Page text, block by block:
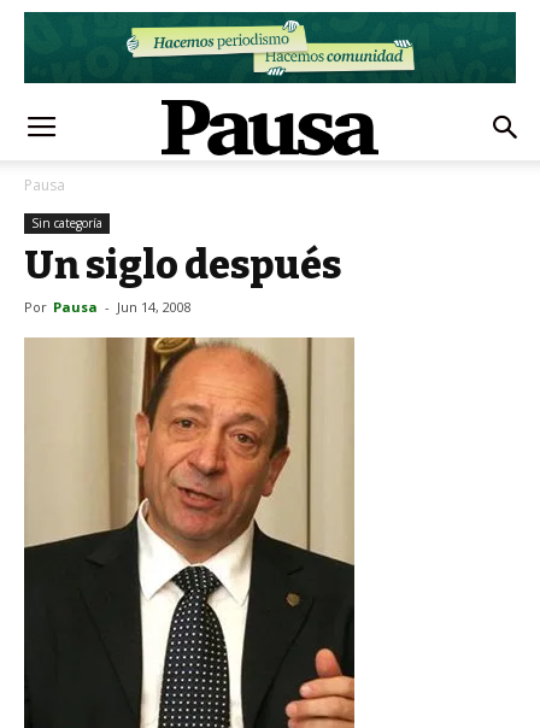
Pausa
Sin categoría
Un siglo después
Por Pausa - Jun 14, 2008